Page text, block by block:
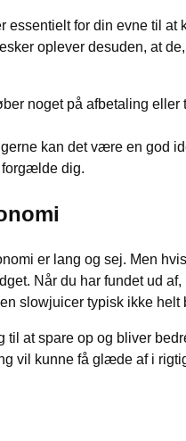
essentielt for din evne til at
oplever desuden, at
noget på afbetaling
kan det være en god
forgælde dig.
er lang og sej. Men
Når du har fundet ud
slowjuicer typisk ikke helt
til at spare op og bliver
vil kunne få glæde af i